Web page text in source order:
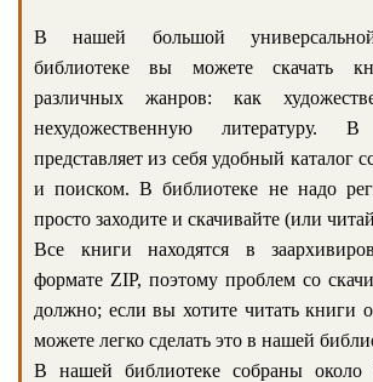
В нашей большой
библиотеке вы можете скачать
различных жанров: как
нехудожественную литературу.
представляет из себя удобный каталог
и поиском. В библиотеке не надо
просто заходите и скачивайте (или
Все книги находятся в
формате ZIP, поэтому проблем со
должно; если вы хотите читать книги
можете легко сделать это в нашей
В нашей библиотеке собраны около